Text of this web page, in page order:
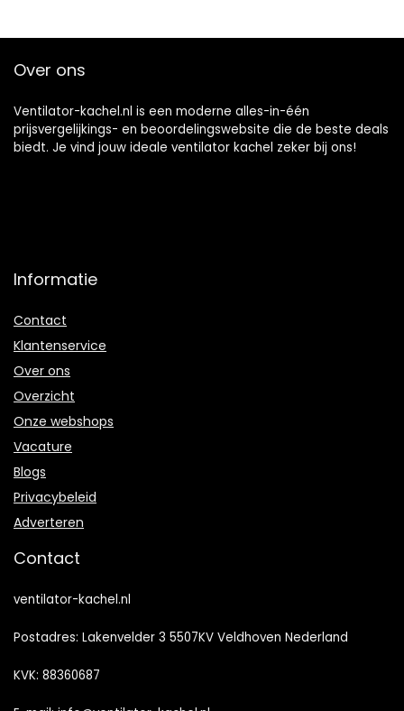
badkamer, binnen
Over ons
Ventilator-kachel.nl is een moderne alles-in-één
prijsvergelijkings- en beoordelingswebsite die de beste deals
biedt. Je vind jouw ideale ventilator kachel zeker bij ons!
Informatie
Contact
Klantenservice
Over ons
Overzicht
Onze webshops
Vacature
Blogs
Privacybeleid
Adverteren
Contact
ventilator-kachel.nl
Postadres: Lakenvelder 3 5507KV Veldhoven Nederland
KVK: 88360687